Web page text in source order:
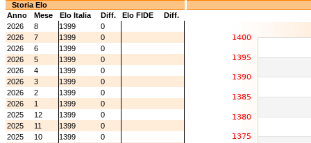
Storia Elo
Anno
Mese Elo Italia Diff. Elo FIDE
Diff.
2026
8 1399
0
2026
7 1399
0
2026
6 1399
0
2026
5 1399
0
2026
4 1399
0
2026
3 1399
0
2026
2 1399
0
2026
1 1399
0
2025
12 1399
0
2025
11 1399
0
2025
10 1399
0